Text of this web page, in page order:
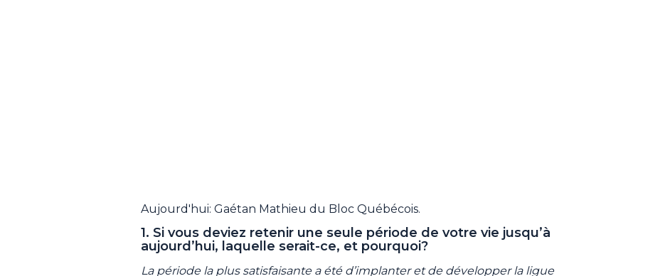
Aujourd'hui: Gaétan Mathieu du Bloc Québécois.
1. Si vous deviez retenir une seule période de votre vie jusqu’à
aujourd’hui, laquelle serait-ce, et pourquoi?
La période la plus satisfaisante a été d’implanter et de développer la ligue